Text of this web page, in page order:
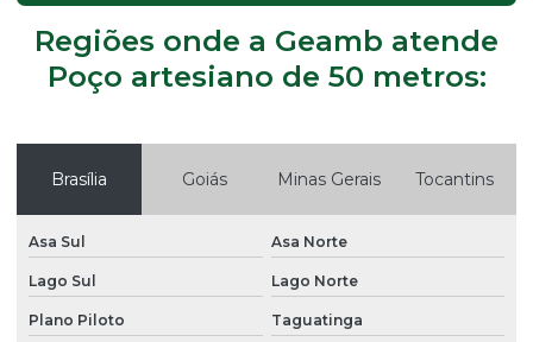
Custo de perfuração de poço semi artesiano
Distribuidores de bomba submersa
Empresa especializada em perfuração de poços artesianos
Empresa manutenção poço artesiano
Empresa de poços artesianos
Regiões onde a Geamb atende
Poço artesiano de 50 metros:
Brasília Goiás Minas Gerais Tocantins
Asa Sul Asa Norte
Lago Sul Lago Norte
Plano Piloto Taguatinga